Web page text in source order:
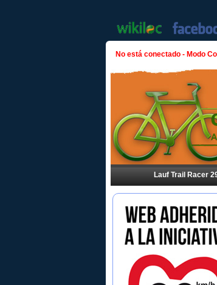
No está conectado - Modo
Lauf Trail Racer